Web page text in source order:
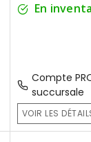
En
Compte
succursale
VOIR LES